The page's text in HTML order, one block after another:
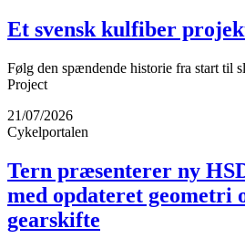
Et svensk kulfiber
Følg den spændende historie fra start til
Project
21/07/2026
Cykelportalen
Tern præsenterer ny
med opdateret geometri
gearskifte